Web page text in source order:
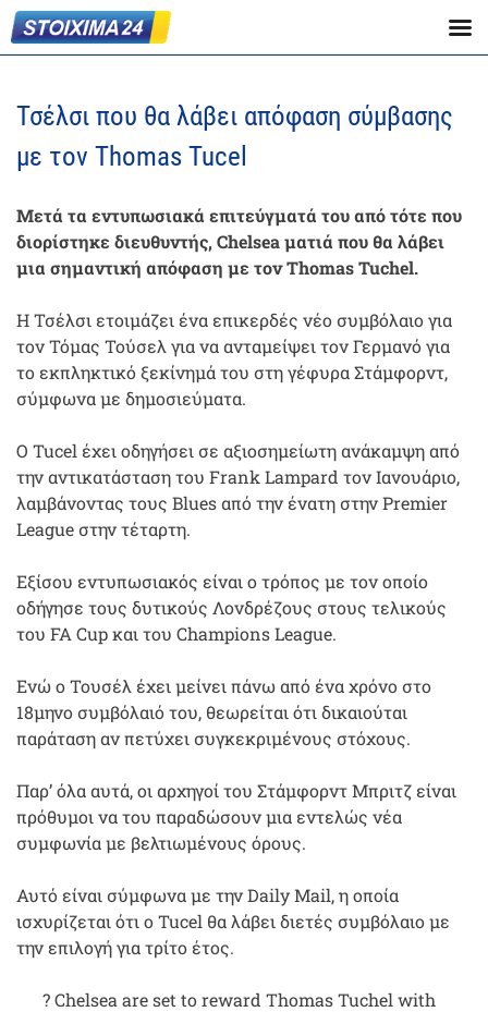
Τσέλσι που θα λάβει απόφαση σύμβασης
με τον Thomas Tucel
Μετά τα εντυπωσιακά επιτεύγματά του από τότε που
διορίστηκε διευθυντής, Chelsea ματιά που θα λάβει
μια σημαντική απόφαση με τον Thomas Tuchel.
Η Τσέλσι ετοιμάζει ένα επικερδές νέο συμβόλαιο για
τον Τόμας Τούσελ για να ανταμείψει τον Γερμανό για
το εκπληκτικό ξεκίνημά του στη γέφυρα Στάμφορντ,
σύμφωνα με δημοσιεύματα.
Ο Tucel έχει οδηγήσει σε αξιοσημείωτη ανάκαμψη από
την αντικατάσταση του Frank Lampard τον Ιανουάριο,
λαμβάνοντας τους Blues από την ένατη στην Premier
League στην τέταρτη.
Εξίσου εντυπωσιακός είναι ο τρόπος με τον οποίο
οδήγησε τους δυτικούς Λονδρέζους στους τελικούς
του FA Cup και του Champions League.
Ενώ ο Τουσέλ έχει μείνει πάνω από ένα χρόνο στο
18μηνο συμβόλαιό του, θεωρείται ότι δικαιούται
παράταση αν πετύχει συγκεκριμένους στόχους.
Παρ’ όλα αυτά, οι αρχηγοί του Στάμφορντ Μπριτζ είναι
πρόθυμοι να του παραδώσουν μια εντελώς νέα
συμφωνία με βελτιωμένους όρους.
Αυτό είναι σύμφωνα με την Daily Mail, η οποία
ισχυρίζεται ότι ο Tucel θα λάβει διετές συμβόλαιο με
την επιλογή για τρίτο έτος.
? Chelsea are set to reward Thomas Tuchel with